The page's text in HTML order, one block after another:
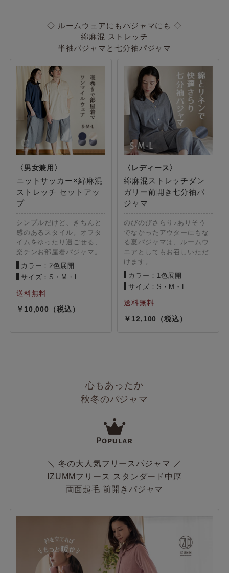
◇ ルームウェアにもパジャマにも ◇
綿麻混 ストレッチ
半袖パジャマと七分袖パジャマ
ニットサッカー×綿麻混
ストレッチ セットアッ
プ
シンプルだけど、きちんと
感のあるスタイル。オフタ
イムをゆったり過ごせる、
楽チンお部屋着パジャマ。
カラー：2色展開
サイズ：S・M・L
10,000
綿麻混ストレッチダン
ガリー前開き七分袖パ
ジャマ
のびのびさらり♪ありそう
でなかったアウターにもな
る夏パジャマは、ルームウ
エアとしてもお召しいただ
けます。
カラー：1色展開
サイズ：S・M・L
12,100
心もあったか
秋冬のパジャマ
＼ 冬の大人気フリースパジャマ ／
IZUMMフリース スタンダード中厚
両面起毛 前開きパジャマ